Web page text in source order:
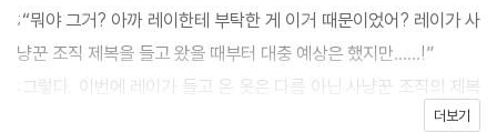
;“뭐야 그거? 아까 레이한테 부탁한 게 이거 때문이었어? 레이가 사
냥꾼 조직 제복을 들고 왔을 때부터 대충 예상은 했지만……!”
;그렇다. 이번에 레이가 들고 온 옷은 다름 아닌 사냥꾼 조직의 제복
이었다. 하지만 아리아와 하이디보다도 더 경악한 것은 역시나 대장
더보기